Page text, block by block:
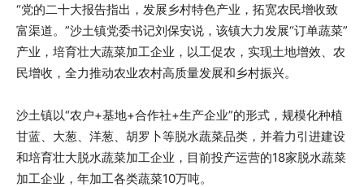
“党的二十大报告指出，发展乡村特色产业，拓宽农民增收致
富渠道。”沙土镇党委书记刘保安说，该镇大力发展“订单蔬菜”
产业，培育壮大蔬菜加工企业，以工促农，实现土地增效、农
民增收，全力推动农业农村高质量发展和乡村振兴。
沙土镇以“农户+基地+合作社+生产企业”的形式，规模化种植
甘蓝、大葱、洋葱、胡罗卜等脱水蔬菜品类，并着力引进建设
和培育壮大脱水蔬菜加工企业，目前投产运营的18家脱水蔬菜
加工企业，年加工各类蔬菜10万吨。